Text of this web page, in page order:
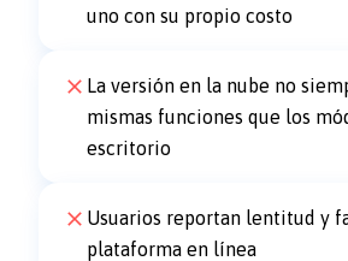
uno con su propio costo
La versión en la nube no
mismas funciones que los
escritorio
Usuarios reportan lentitud y
plataforma en línea